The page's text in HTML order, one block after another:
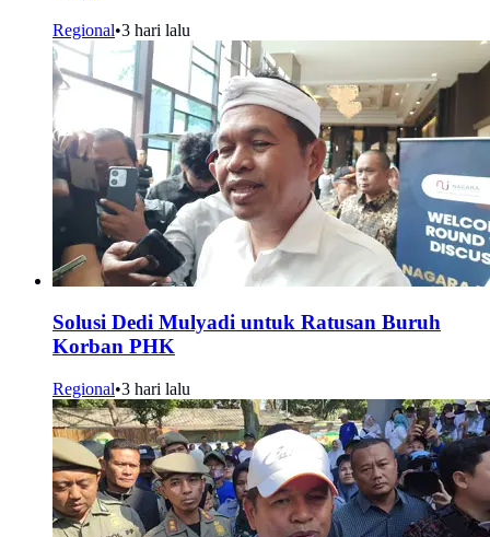
Regional•3 hari lalu
Solusi Dedi Mulyadi untuk Ratusan Buruh
Korban PHK
Regional•3 hari lalu